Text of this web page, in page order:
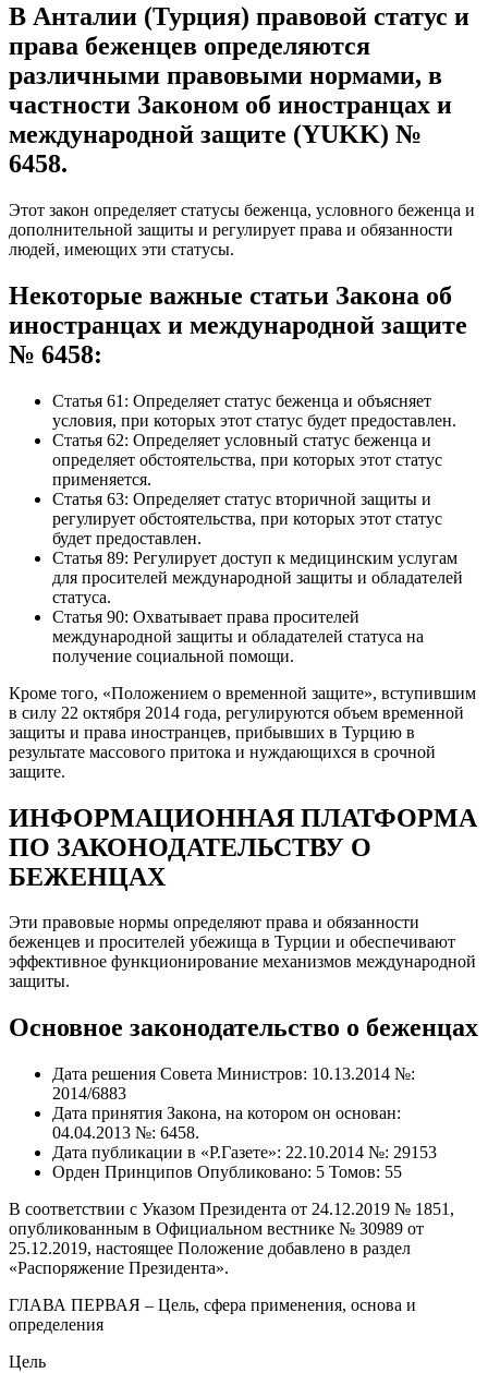
В Анталии (Турция) правовой статус и
права беженцев определяются
различными правовыми нормами, в
частности Законом об иностранцах и
международной защите (YUKK) №
6458.
Этот закон определяет статусы беженца, условного беженца и
дополнительной защиты и регулирует права и обязанности
людей, имеющих эти статусы.
Некоторые важные статьи Закона об
иностранцах и международной защите
№ 6458:
Статья 61: Определяет статус беженца и объясняет
условия, при которых этот статус будет предоставлен.
Статья 62: Определяет условный статус беженца и
определяет обстоятельства, при которых этот статус
применяется.
Статья 63: Определяет статус вторичной защиты и
регулирует обстоятельства, при которых этот статус
будет предоставлен.
Статья 89: Регулирует доступ к медицинским услугам
для просителей международной защиты и обладателей
статуса.
Статья 90: Охватывает права просителей
международной защиты и обладателей статуса на
получение социальной помощи.
Кроме того, «Положением о временной защите», вступившим
в силу 22 октября 2014 года, регулируются объем временной
защиты и права иностранцев, прибывших в Турцию в
результате массового притока и нуждающихся в срочной
защите.
ИНФОРМАЦИОННАЯ ПЛАТФОРМА
ПО ЗАКОНОДАТЕЛЬСТВУ О
БЕЖЕНЦАХ
Эти правовые нормы определяют права и обязанности
беженцев и просителей убежища в Турции и обеспечивают
эффективное функционирование механизмов международной
защиты.
Основное законодательство о беженцах
Дата решения Совета Министров: 10.13.2014 №:
2014/6883
Дата принятия Закона, на котором он основан:
04.04.2013 №: 6458.
Дата публикации в «Р.Газете»: 22.10.2014 №: 29153
Орден Принципов Опубликовано: 5 Томов: 55
В соответствии с Указом Президента от 24.12.2019 № 1851,
опубликованным в Официальном вестнике № 30989 от
25.12.2019, настоящее Положение добавлено в раздел
«Распоряжение Президента».
ГЛАВА ПЕРВАЯ – Цель, сфера применения, основа и
определения
Цель